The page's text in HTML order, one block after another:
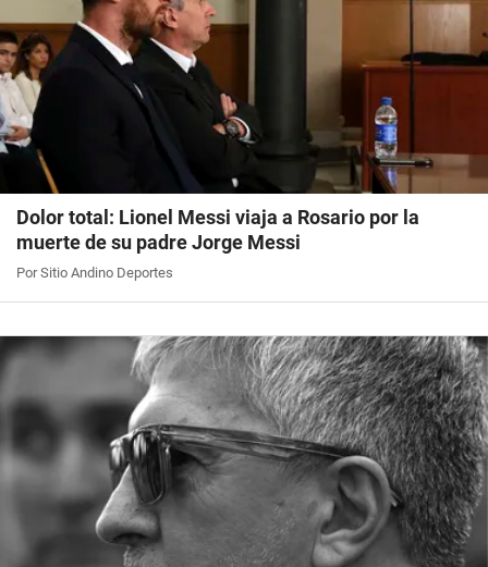
Dolor total: Lionel Messi viaja a Rosario por la
muerte de su padre Jorge Messi
Por Sitio Andino Deportes